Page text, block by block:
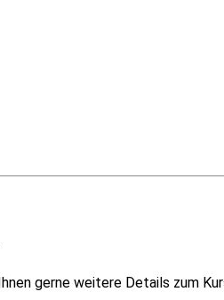
gerne weitere Details zum